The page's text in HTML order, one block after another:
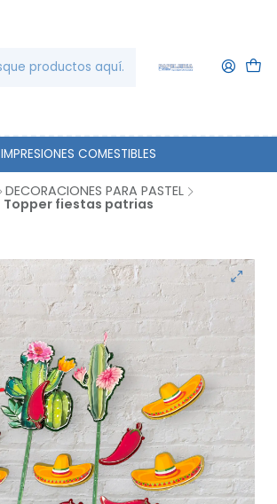
IMPRESIONES COMESTIBLES
DECORACIONES PARA PASTEL
Topper fiestas patrias